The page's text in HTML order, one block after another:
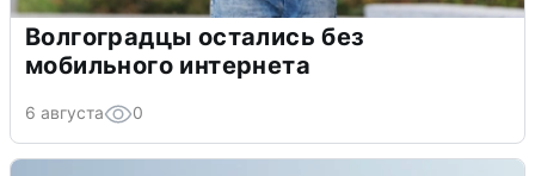
Волгоградцы остались без
мобильного интернета
6 августа 0